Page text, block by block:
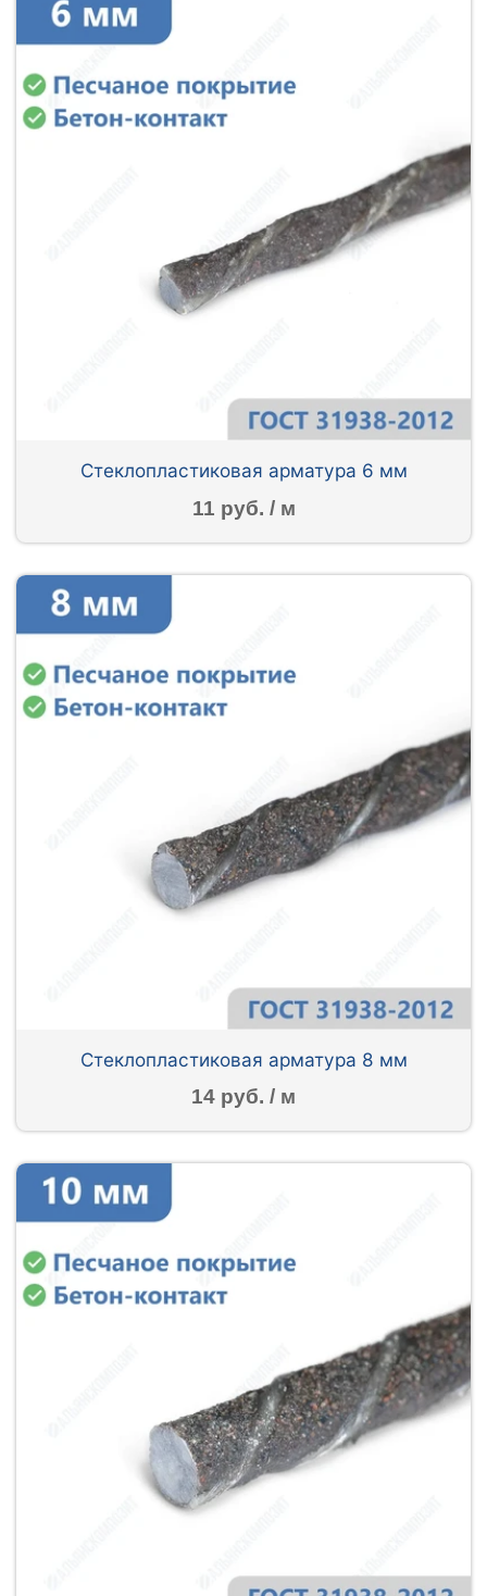
Стеклопластиковая арматура 6 мм
11 руб. / м
Стеклопластиковая арматура 8 мм
14 руб. / м